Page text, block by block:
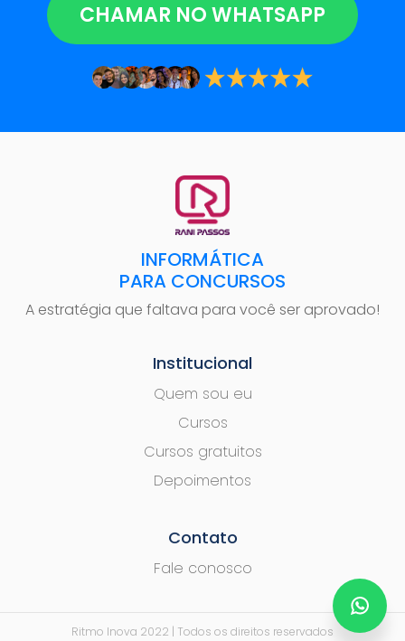
CHAMAR NO WHATSAPP
INFORMÁTICA
PARA CONCURSOS
A estratégia que faltava para você ser aprovado!
Institucional
Quem sou eu
Cursos
Cursos gratuitos
Depoimentos
Contato
Fale conosco
Ritmo Inova 2022 | Todos os direitos reservados